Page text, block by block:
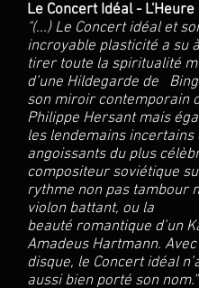
Le Concert Idéal - L'Heure
"(...) Le Concert idéal et
incroyable plasticité a su
tirer toute la spiritualité
d’une Hildegarde de
son miroir contemporain
Philippe Hersant mais
les lendemains incertains
angoissants du plus
compositeur soviétique
rythme non pas tambour
violon battant, ou la
beauté romantique d’un
Amadeus Hartmann.
disque, le Concert idéal
aussi bien porté son nom."